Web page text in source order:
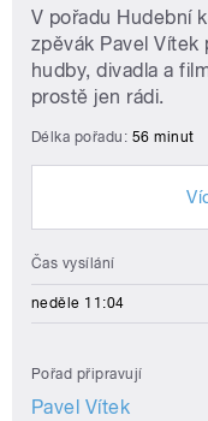
V pořadu Hudební
zpěvák Pavel Vítek
hudby, divadla a
prostě jen rádi.
Délka pořadu: 56 minut
Čas vysílání
neděle 11:04
Pořad připravují
Pavel Vítek